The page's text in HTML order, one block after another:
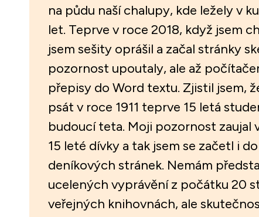
na půdu naší chalupy, kde ležely v
let. Teprve v roce 2018, když jsem
jsem sešity oprášil a začal stránky
pozornost upoutaly, ale až
přepisy do Word textu. Zjistil jsem,
psát v roce 1911 teprve 15 letá
budoucí teta. Moji pozornost zaujal
15 leté dívky a tak jsem se začetl i
deníkových stránek. Nemám
ucelených vyprávění z počátku 20
veřejných knihovnách, ale